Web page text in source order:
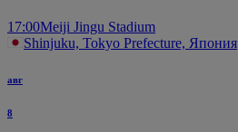
17:00Meiji Jingu Stadium
Shinjuku, Tokyo Prefecture, Япония
авг
8